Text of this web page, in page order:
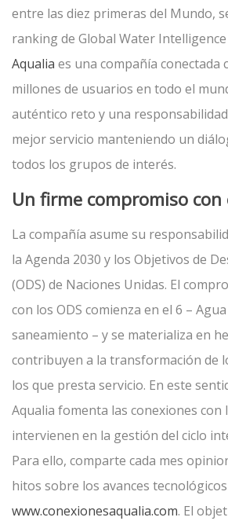
entre las diez primeras del Mundo,
ranking de Global Water
Aqualia es una compañía conectada
millones de usuarios en todo el
auténtico reto y una
mejor servicio manteniendo un
todos los grupos de interés.
Un firme compromiso con
La compañía asume su
la Agenda 2030 y los Objetivos de
(ODS) de Naciones Unidas. El
con los ODS comienza en el 6 –
saneamiento – y se materializa en
contribuyen a la transformación de
los que presta servicio. En este
Aqualia fomenta las conexiones con
intervienen en la gestión del ciclo
Para ello, comparte cada mes
hitos sobre los avances
www.conexionesaqualia.com. El